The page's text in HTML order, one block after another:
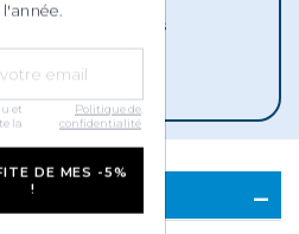
vous ou en point relais
l'année.
et
la
Politique de
confidentialité
DE MES -5%
!